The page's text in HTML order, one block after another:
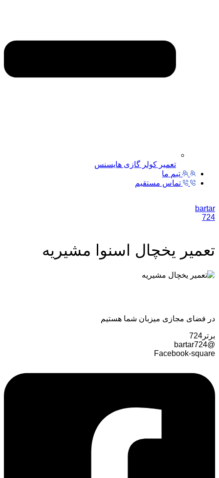
تعمیر کولر گازی هایسنس
تیم ما
تماس مستقیم
bartar
724
تعمیر یخچال اسنوا مشیریه
در فضای مجازی میزبان شما هستیم
برتر724
@bartar724
Facebook-square